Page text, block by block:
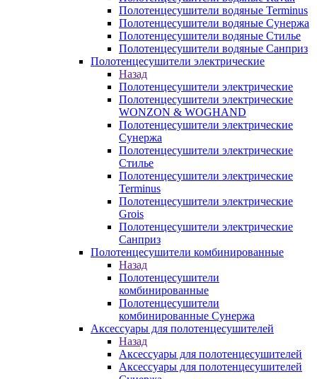
Полотенцесушители водяные Terminus
Полотенцесушители водяные Сунержа
Полотенцесушители водяные Стилье
Полотенцесушители водяные Санприз
Полотенцесушители электрические
Назад
Полотенцесушители электрические
Полотенцесушители электрические
WONZON & WOGHAND
Полотенцесушители электрические
Сунержа
Полотенцесушители электрические
Стилье
Полотенцесушители электрические
Terminus
Полотенцесушители электрические
Grois
Полотенцесушители электрические
Санприз
Полотенцесушители комбинированные
Назад
Полотенцесушители
комбинированные
Полотенцесушители
комбинированные Сунержа
Аксессуары для полотенцесушителей
Назад
Аксессуары для полотенцесушителей
Аксессуары для полотенцесушителей